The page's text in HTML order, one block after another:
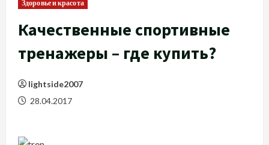
Здоровье и красота
Качественные спортивные
тренажеры – где купить?
lightside2007
28.04.2017